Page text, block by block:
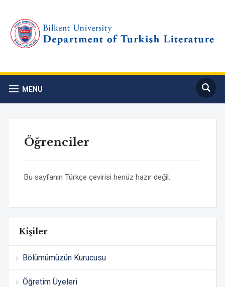
MENU
Kişiler
Bölümümüzün Kurucusu
Öğretim Üyeleri
Öğrenciler
Bu sayfanın Türkçe çevirisi henüz hazır değil.